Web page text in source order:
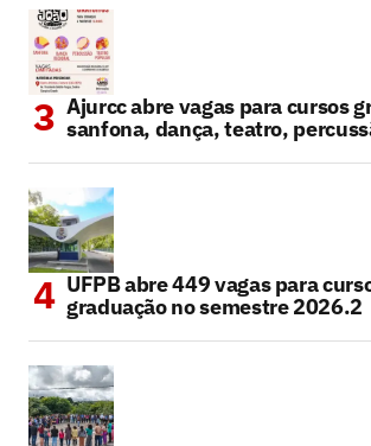
Ajurcc abre vagas para cursos
sanfona, dança, teatro,
UFPB abre 449 vagas para
graduação no semestre 2026.2